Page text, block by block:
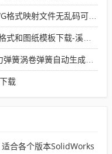
件无乱码可分层-溪风亲测推荐
纸模板下载-溪风专用版
弹簧自动生成宏程序下载
载
合各个版本SolidWorks